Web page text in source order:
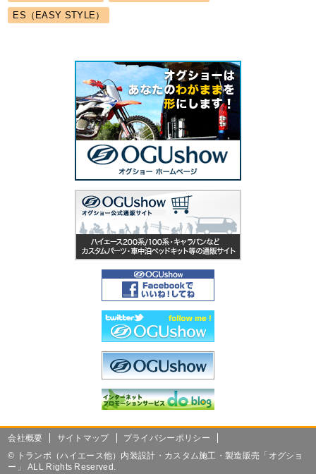
ES（EASY STYLE）
会社概要 サイトマップ
プライバシーポリシー
© トランポ（ハイエース他）内装設計・カスタム施工・製造販売「オグショ
ー」 ALL Rights Reserved.